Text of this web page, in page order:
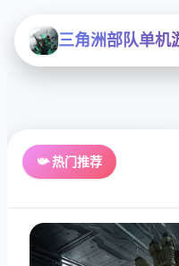
三角洲部队单机
📯 热门推荐